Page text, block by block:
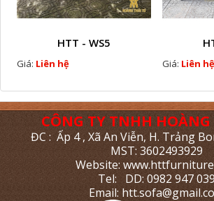
HTT - WS5
Giá: Liên hệ Giá: Liên hệ
CÔNG TY TNHH
ĐC : Ấp 4 , Xã An Viễn, H. Trảng
MST: 3602493929
Website:
Tel: DD: 0982 947 039
Email: